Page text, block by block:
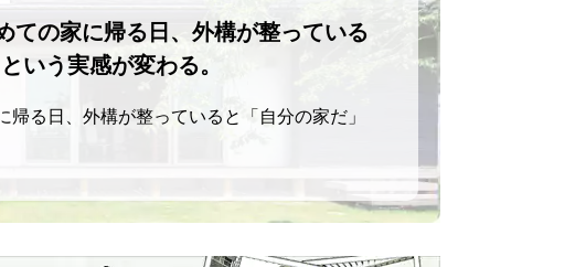
ての家に帰る日、外構が整っている
いう実感が変わる。
帰る日、外構が整っていると「自分の家だ」